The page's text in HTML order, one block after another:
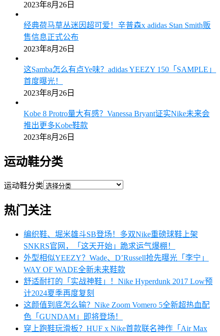
2023年8月26日
经典荷马草丛迷因超可爱！辛普森x adidas Stan Smith贩
售信息正式公布
2023年8月26日
这Samba怎么有点Ye味？adidas YEEZY 150「SAMPLE」
首度曝光！
2023年8月26日
Kobe 8 Protro量大有感？Vanessa Bryant证实Nike未来会
推出更多Kobe鞋款
2023年8月26日
运动鞋分类
运动鞋分类
热门关注
编织鞋、堀米雄斗SB登场！多双Nike重磅球鞋上架
SNKRS官网，「这天开始」跪求运气爆棚！
外型相似YEEZY？Wade、D’Russell抢先曝光「李宁」
WAY OF WADE全新未来鞋款
舒适耐打的「实战神鞋」！Nike Hyperdunk 2017 Low预
计2024夏季再度复刻
这颜值到底怎么输？Nike Zoom Vomero 5全新超热血配
色「GUNDAM」即将登场！
穿上跑鞋玩滑板？HUF x Nike首款联名神作「Air Max